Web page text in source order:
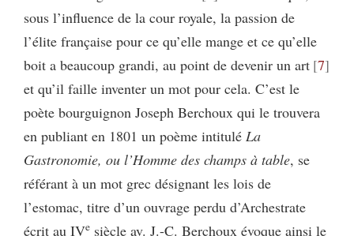
sous l’influence de la cour royale, la passion de
l’élite française pour ce qu’elle mange et ce qu’elle
boit a beaucoup grandi, au point de devenir un art 7
et qu’il faille inventer un mot pour cela. C’est le
poète bourguignon Joseph Berchoux qui le trouvera
en publiant en 1801 un poème intitulé La
Gastronomie, ou l’Homme des champs à table, se
référant à un mot grec désignant les lois de
l’estomac, titre d’un ouvrage perdu d’Archestrate
écrit au IVe siècle av. J.-C. Berchoux évoque ainsi le